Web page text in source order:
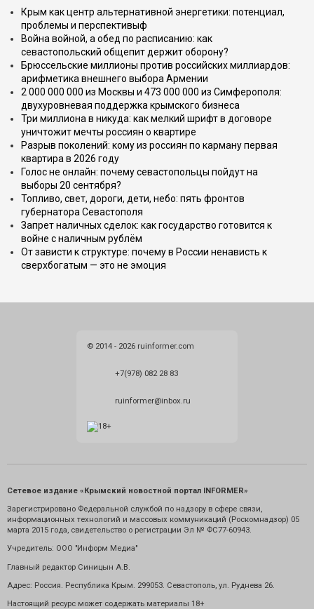
Крым как центр альтернативной энергетики: потенциал,
проблемы и перспективыф
Война войной, а обед по расписанию: как
севастопольский общепит держит оборону?
Брюссельские миллионы против российских миллиардов:
арифметика внешнего выбора Армении
2 000 000 000 из Москвы и 473 000 000 из Симферополя:
двухуровневая поддержка крымского бизнеса
Три миллиона в никуда: как мелкий шрифт в договоре
уничтожит мечты россиян о квартире
Разрыв поколений: кому из россиян по карману первая
квартира в 2026 году
Голос не онлайн: почему севастопольцы пойдут на
выборы 20 сентября?
Топливо, свет, дороги, дети, небо: пять фронтов
губернатора Севастополя
Запрет наличных сделок: как государство готовится к
войне с наличным рублём
От зависти к структуре: почему в России ненависть к
сверхбогатым — это не эмоция
© 2014 - 2026 ruinformer.com
+7(978) 082 28 83
ruinformer@inbox.ru
Сетевое издание «Крымский новостной портал INFORMER»
Зарегистрировано Федеральной службой по надзору в сфере связи,
информационных технологий и массовых коммуникаций (Роскомнадзор) 05
марта 2015 года, свидетельство о регистрации Эл № ФС77-60943.
Учредитель: ООО "Информ Медиа"
Главный редактор Синицын А.В.
Адрес: Россия. Республика Крым. 299053. Севастополь, ул. Руднева 26.
Настоящий ресурс может содержать материалы 18+